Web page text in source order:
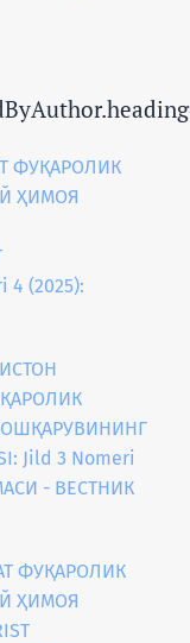
ФУҚАРОЛИК
ҲИМОЯ
4 (2025):
Jild 3 Nomeri
- ВЕСТНИК
ФУҚАРОЛИК
ҲИМОЯ